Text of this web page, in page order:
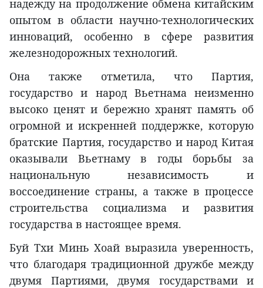
надежду на продолжение обмена китайским
опытом в области научно-технологических
инноваций, особенно в сфере развития
железнодорожных технологий.
Она также отметила, что Партия,
государство и народ Вьетнама неизменно
высоко ценят и бережно хранят память об
огромной и искренней поддержке, которую
братские Партия, государство и народ Китая
оказывали Вьетнаму в годы борьбы за
национальную независимость и
воссоединение страны, а также в процессе
строительства социализма и развития
государства в настоящее время.
Буй Тхи Минь Хоай выразила уверенность,
что благодаря традиционной дружбе между
двумя Партиями, двумя государствами и